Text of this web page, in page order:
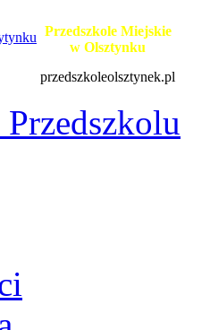
Przedszkole Miejskie
w Olsztynku
przedszkoleolsztynek.pl